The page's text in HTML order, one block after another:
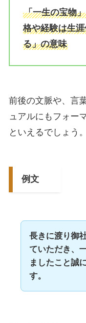
「一生の宝物
格や経験は生
る」の意味
前後の文脈や、言
ュアルにもフォー
といえるでしょう。
例文
長きに渡り御
ていただき、
ましたこと誠
す。